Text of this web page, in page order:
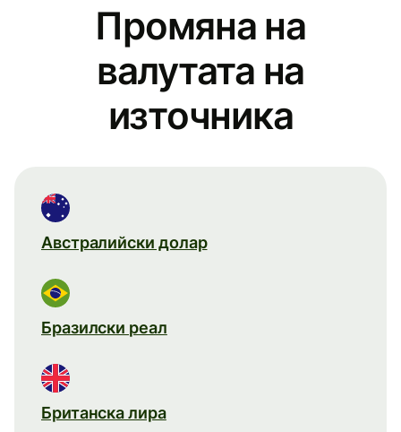
Промяна на
валутата на
източника
Австралийски долар
Бразилски реал
Британска лира